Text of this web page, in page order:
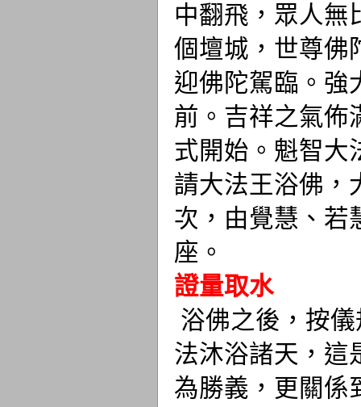
中翻飛，眾人無
個壇城，世尊佛
迎佛陀駕臨。強
前。吉祥之氣佈
式開始。魁智大
請大法王浴佛，
次，由覺慧、若
座。
證量取水
浴佛之後，按
法沐浴諸天，這
為勝義，更關係